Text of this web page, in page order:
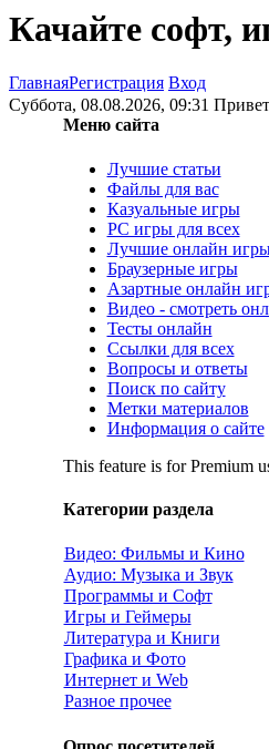
Качайте софт,
ГлавнаяРегистрация Вход
Суббота, 08.08.2026, 09:31
Меню сайта
Лучшие статьи
Файлы для вас
Казуальные игры
PC игры для всех
Лучшие онлайн
Браузерные игры
Азартные онлайн
Видео - смотреть
Тесты онлайн
Ссылки для всех
Вопросы и ответы
Поиск по сайту
Метки материалов
Информация о сайте
This feature is for Premium
Категории раздела
Видео: Фильмы и Кино
Аудио: Музыка и Звук
Программы и Софт
Игры и Геймеры
Литература и Книги
Графика и Фото
Интернет и Web
Разное прочее